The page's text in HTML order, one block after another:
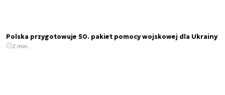
Polska przygotowuje 50. pakiet pomocy wojskowej dla Ukrainy
2 min.